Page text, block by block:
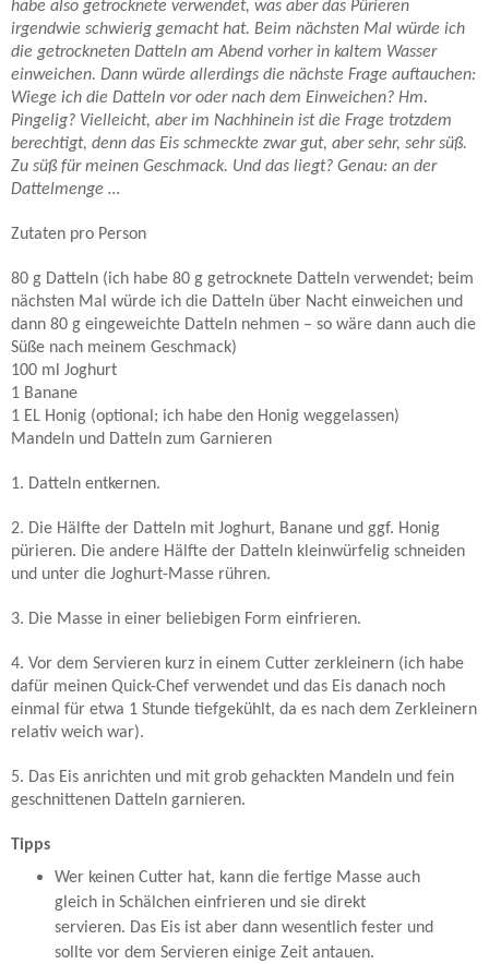
habe also getrocknete verwendet, was aber das Pürieren
irgendwie schwierig gemacht hat. Beim nächsten Mal würde ich
die getrockneten Datteln am Abend vorher in kaltem Wasser
einweichen. Dann würde allerdings die nächste Frage auftauchen:
Wiege ich die Datteln vor oder nach dem Einweichen? Hm.
Pingelig? Vielleicht, aber im Nachhinein ist die Frage trotzdem
berechtigt, denn das Eis schmeckte zwar gut, aber sehr, sehr süß.
Zu süß für meinen Geschmack. Und das liegt? Genau: an der
Dattelmenge …
Zutaten pro Person
80 g Datteln (ich habe 80 g getrocknete Datteln verwendet; beim
nächsten Mal würde ich die Datteln über Nacht einweichen und
dann 80 g eingeweichte Datteln nehmen – so wäre dann auch die
Süße nach meinem Geschmack)
100 ml Joghurt
1 Banane
1 EL Honig (optional; ich habe den Honig weggelassen)
Mandeln und Datteln zum Garnieren
1. Datteln entkernen.
2. Die Hälfte der Datteln mit Joghurt, Banane und ggf. Honig
pürieren. Die andere Hälfte der Datteln kleinwürfelig schneiden
und unter die Joghurt-Masse rühren.
3. Die Masse in einer beliebigen Form einfrieren.
4. Vor dem Servieren kurz in einem Cutter zerkleinern (ich habe
dafür meinen Quick-Chef verwendet und das Eis danach noch
einmal für etwa 1 Stunde tiefgekühlt, da es nach dem Zerkleinern
relativ weich war).
5. Das Eis anrichten und mit grob gehackten Mandeln und fein
geschnittenen Datteln garnieren.
Tipps
Wer keinen Cutter hat, kann die fertige Masse auch
gleich in Schälchen einfrieren und sie direkt
servieren. Das Eis ist aber dann wesentlich fester und
sollte vor dem Servieren einige Zeit antauen.